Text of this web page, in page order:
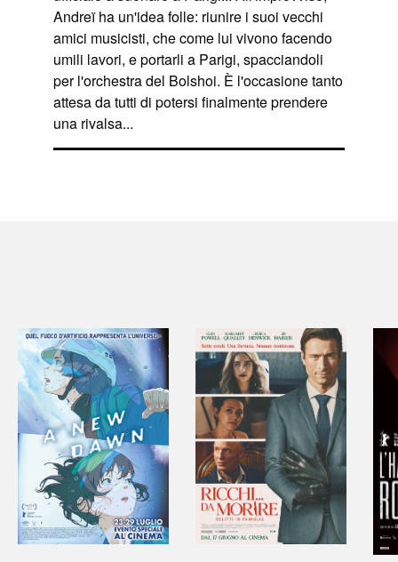
Andreï ha un'idea folle: riunire i suoi vecchi
amici musicisti, che come lui vivono facendo
umili lavori, e portarli a Parigi, spacciandoli
per l'orchestra del Bolshoi. È l'occasione tanto
attesa da tutti di potersi finalmente prendere
una rivalsa...